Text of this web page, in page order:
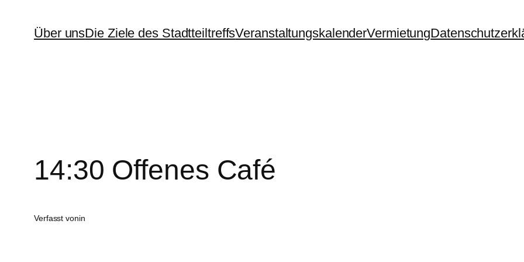
InhaltÜber unsDie Ziele des StadtteiltreffsVeranstaltungskalenderVermietung
14:30 Offenes Café
Verfasst vonin